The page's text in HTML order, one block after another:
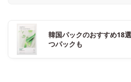
韓国パックのおすすめ18
つパックも